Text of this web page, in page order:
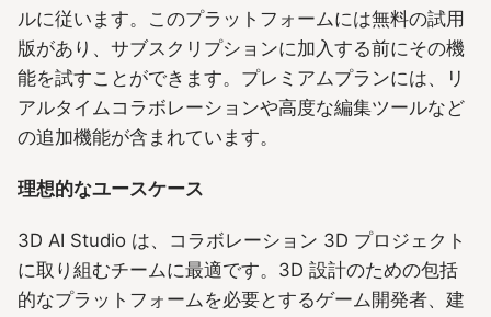
ルに従います。このプラットフォームには無料の試用
版があり、サブスクリプションに加入する前にその機
能を試すことができます。プレミアムプランには、リ
アルタイムコラボレーションや高度な編集ツールなど
の追加機能が含まれています。
理想的なユースケース
3D AI Studio は、コラボレーション 3D プロジェクト
に取り組むチームに最適です。3D 設計のための包括
的なプラットフォームを必要とするゲーム開発者、建